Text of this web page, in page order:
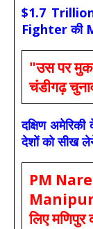
$1.7 Trillion
Fighter की
"उस पर
चंडीगढ़
दक्षिण
देशों को सीख
PM
Manipur:
लिए